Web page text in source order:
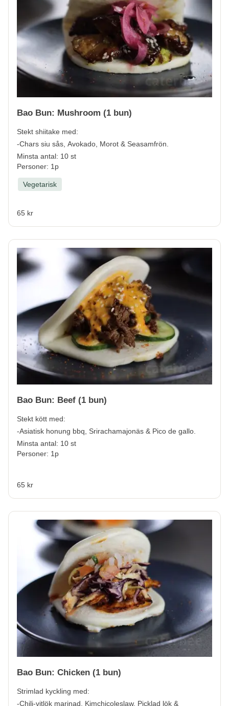
Bao Bun: Mushroom (1 bun)
Stekt shiitake med:
-Chars siu sås, Avokado, Morot & Seasamfrön.
Minsta antal: 10 st
Personer: 1p
Vegetarisk
65 kr
Bao Bun: Beef (1 bun)
Stekt kött med:
-Asiatisk honung bbq, Srirachamajonäs & Pico de gallo.
Minsta antal: 10 st
Personer: 1p
65 kr
Bao Bun: Chicken (1 bun)
Strimlad kyckling med:
-Chili-vitlök marinad, Kimchicoleslaw, Picklad lök &